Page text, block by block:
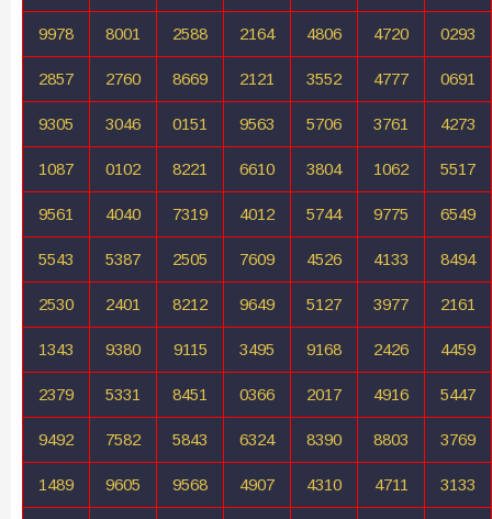
9978 8001 2588 2164 4806 4720 0293
2857 2760 8669 2121 3552 4777 0691
9305 3046 0151 9563 5706 3761 4273
1087 0102 8221 6610 3804 1062 5517
9561 4040 7319 4012 5744 9775 6549
5543 5387 2505 7609 4526 4133 8494
2530 2401 8212 9649 5127 3977 2161
1343 9380 9115 3495 9168 2426 4459
2379 5331 8451 0366 2017 4916 5447
9492 7582 5843 6324 8390 8803 3769
1489 9605 9568 4907 4310 4711 3133